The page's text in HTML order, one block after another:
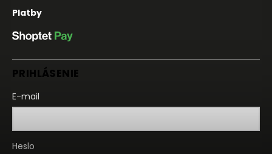
Platby
PRIHLÁSENIE
E-mail
Heslo